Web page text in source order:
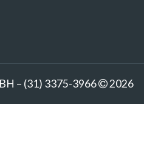
– (31) 3375-3966 2026